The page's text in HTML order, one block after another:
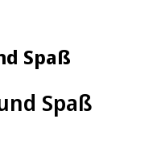
Spaß
Spaß